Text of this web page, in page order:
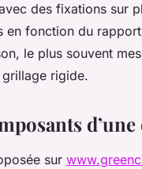
des fixations sur
en fonction du
le plus souvent
rigide.
sur